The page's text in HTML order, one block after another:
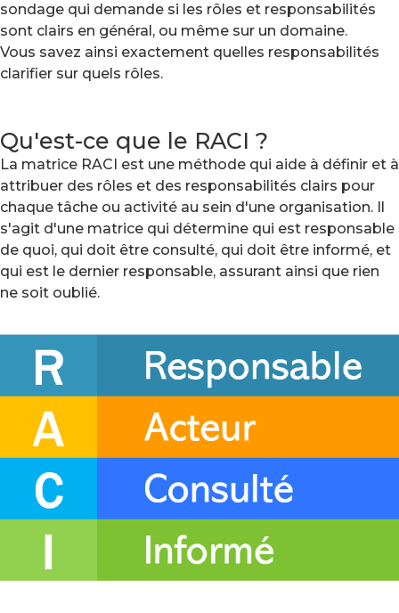
sondage qui demande si les rôles et responsabilités
sont clairs en général, ou même sur un domaine.
Vous savez ainsi exactement quelles responsabilités
clarifier sur quels rôles.
Qu'est-ce que le RACI ?
La matrice RACI est une méthode qui aide à définir et à
attribuer des rôles et des responsabilités clairs pour
chaque tâche ou activité au sein d'une organisation. Il
s'agit d'une matrice qui détermine qui est responsable
de quoi, qui doit être consulté, qui doit être informé, et
qui est le dernier responsable, assurant ainsi que rien
ne soit oublié.